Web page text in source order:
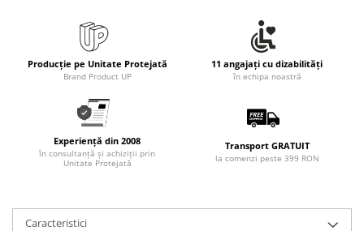
Articole pentru bucatarie
Maturi, mopuri si galeti
Hartie igienica, prosoape hartie si
Articole pentru rufe, casa,
geamuri, mobila
Articole pentru birou, suprafete,
Saci de gunoi
Producție pe Unitate Protejată
Brand Product UP
11 angajați cu dizabilități
în echipa noastră
Experiență din 2008
în consultanță și achiziții prin
Unitate Protejată
Transport GRATUIT
la comenzi peste 399 RON
Caracteristici